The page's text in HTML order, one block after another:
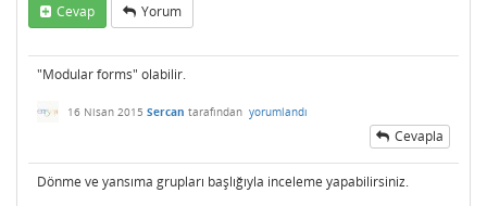
Cevap Yorum
"Modular forms" olabilir.
16 Nisan 2015 Sercan tarafından yorumlandı
Cevapla
Dönme ve yansıma grupları başlığıyla inceleme yapabilirsiniz.